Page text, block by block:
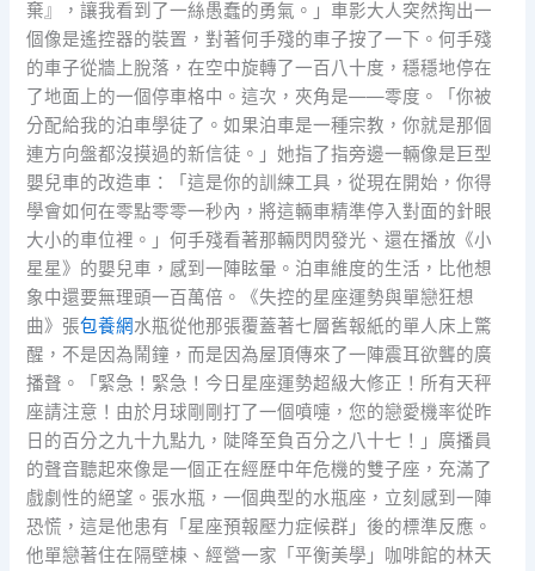
棄』，讓我看到了一絲愚蠢的勇氣。」車影大人突然掏出一
個像是遙控器的裝置，對著何手殘的車子按了一下。何手殘
的車子從牆上脫落，在空中旋轉了一百八十度，穩穩地停在
了地面上的一個停車格中。這次，夾角是——零度。「你被
分配給我的泊車學徒了。如果泊車是一種宗教，你就是那個
連方向盤都沒摸過的新信徒。」她指了指旁邊一輛像是巨型
嬰兒車的改造車：「這是你的訓練工具，從現在開始，你得
學會如何在零點零零一秒內，將這輛車精準停入對面的針眼
大小的車位裡。」何手殘看著那輛閃閃發光、還在播放《小
星星》的嬰兒車，感到一陣眩暈。泊車維度的生活，比他想
象中還要無理頭一百萬倍。《失控的星座運勢與單戀狂想
曲》張包養網水瓶從他那張覆蓋著七層舊報紙的單人床上驚
醒，不是因為鬧鐘，而是因為屋頂傳來了一陣震耳欲聾的廣
播聲。「緊急！緊急！今日星座運勢超級大修正！所有天秤
座請注意！由於月球剛剛打了一個噴嚏，您的戀愛機率從昨
日的百分之九十九點九，陡降至負百分之八十七！」廣播員
的聲音聽起來像是一個正在經歷中年危機的雙子座，充滿了
戲劇性的絕望。張水瓶，一個典型的水瓶座，立刻感到一陣
恐慌，這是他患有「星座預報壓力症候群」後的標準反應。
他單戀著住在隔壁棟、經營一家「平衡美學」咖啡館的林天